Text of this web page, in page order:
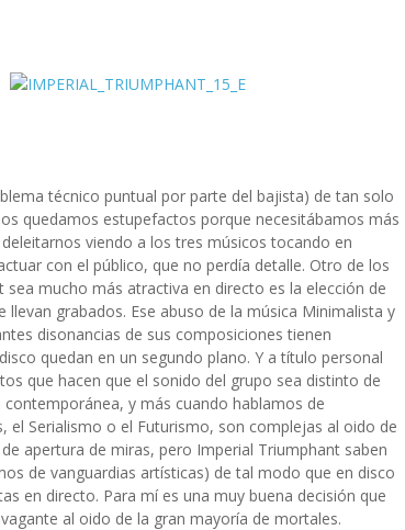
técnico puntual por parte del bajista) de tan solo
quedamos estupefactos porque necesitábamos más
viendo a los tres músicos tocando en
con el público, que no perdía detalle. Otro de los
mucho más atractiva en directo es la elección de
grabados. Ese abuso de la música Minimalista y
disonancias de sus composiciones tienen
quedan en un segundo plano. Y a título personal
que hacen que el sonido del grupo sea distinto de
y más cuando hablamos de
Serialismo o el Futurismo, son complejas al oido de
apertura de miras, pero Imperial Triumphant saben
de vanguardias artísticas) de tal modo que en disco
en directo. Para mí es una muy buena decisión que
al oido de la gran mayoría de mortales.